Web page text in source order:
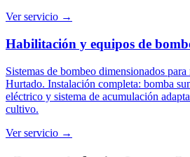
Ver servicio →
Habilitación y equipos de
Sistemas de bombeo dimensionados
Hurtado. Instalación completa: bomba
eléctrico y sistema de acumulación
cultivo.
Ver servicio →